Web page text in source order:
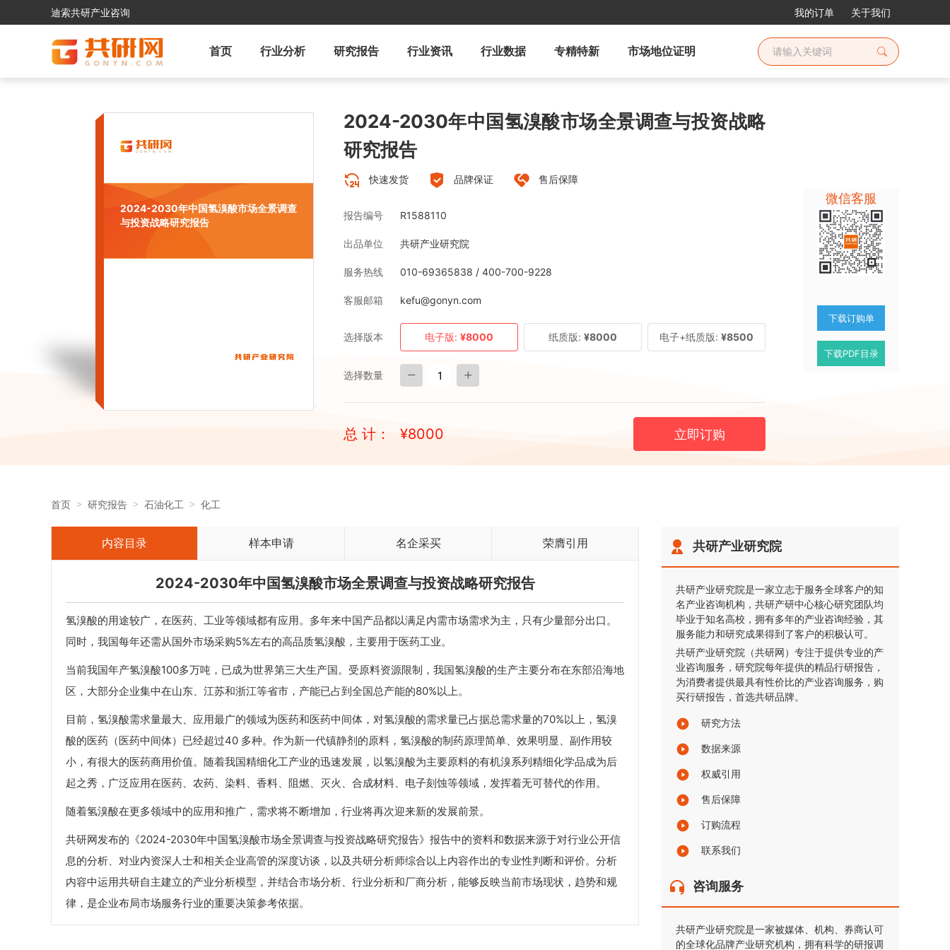
迪索共研产业咨询 我的订单 关于我们
首页 行业分析 研究报告 行业资讯 行业数据 专精特新 市场地位证明
2024-2030年中国氢溴酸市场全景调查
与投资战略研究报告
2024-2030年中国氢溴酸市场全景调查与投资战略
研究报告
快速发货 品牌保证 售后保障
报告编号 R1588110
出品单位 共研产业研究院
服务热线 010-69365838 / 400-700-9228
客服邮箱 kefu@gonyn.com
选择版本 电子版: ¥8000 纸质版: ¥8000 电子+纸质版: ¥8500
选择数量
总 计： ¥8000 立即订购
微信客服
下载订购单
下载PDF目录
首页 研究报告 石油化工 化工
内容目录 样本申请 名企采买 荣膺引用
2024-2030年中国氢溴酸市场全景调查与投资战略研究报告
氢溴酸的用途较广，在医药、工业等领域都有应用。多年来中国产品都以满足内需市场需求为主，只有少量部分出口。
同时，我国每年还需从国外市场采购5%左右的高品质氢溴酸，主要用于医药工业。
当前我国年产氢溴酸100多万吨，已成为世界第三大生产国。受原料资源限制，我国氢溴酸的生产主要分布在东部沿海地
区，大部分企业集中在山东、江苏和浙江等省市，产能已占到全国总产能的80%以上。
目前，氢溴酸需求量最大、应用最广的领域为医药和医药中间体，对氢溴酸的需求量已占据总需求量的70%以上，氢溴
酸的医药（医药中间体）已经超过40 多种。作为新一代镇静剂的原料，氢溴酸的制药原理简单、效果明显、副作用较
小，有很大的医药商用价值。随着我国精细化工产业的迅速发展，以氢溴酸为主要原料的有机溴系列精细化学品成为后
起之秀，广泛应用在医药、农药、染料、香料、阻燃、灭火、合成材料、电子刻蚀等领域，发挥着无可替代的作用。
随着氢溴酸在更多领域中的应用和推广，需求将不断增加，行业将再次迎来新的发展前景。
共研网发布的《2024-2030年中国氢溴酸市场全景调查与投资战略研究报告》报告中的资料和数据来源于对行业公开信
息的分析、对业内资深人士和相关企业高管的深度访谈，以及共研分析师综合以上内容作出的专业性判断和评价。分析
内容中运用共研自主建立的产业分析模型，并结合市场分析、行业分析和厂商分析，能够反映当前市场现状，趋势和规
律，是企业布局市场服务行业的重要决策参考依据。
共研产业研究院
共研产业研究院是一家立志于服务全球客户的知
名产业咨询机构，共研产研中心核心研究团队均
毕业于知名高校，拥有多年的产业咨询经验，其
服务能力和研究成果得到了客户的积极认可。
共研产业研究院（共研网）专注于提供专业的产
业咨询服务，研究院每年提供的精品行研报告，
为消费者提供最具有性价比的产业咨询服务，购
买行研报告，首选共研品牌。
研究方法
数据来源
权威引用
售后保障
订购流程
联系我们
咨询服务
共研产业研究院是一家被媒体、机构、券商认可
的全球化品牌产业研究机构，拥有科学的研报调